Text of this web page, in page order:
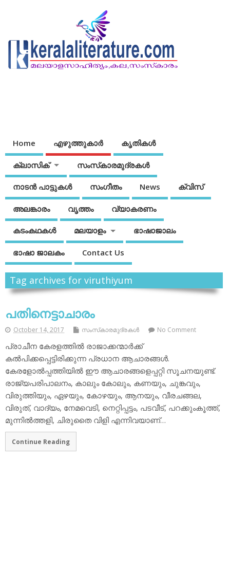
Home എഴുത്തുകാര്‍ കൃതികൾ
ക്ലാസിക് സംസ്‌കാരമുദ്രകള്‍
നാടന്‍ പാട്ടുകള്‍ സംഗീതം News ക്വിസ്
അലങ്കാരം വൃത്തം വ്യാകരണം
കടംകഥകള്‍ മലയാളം ഭാഷാജാലം
ഭാഷാ ജാലകം Contact Us
Tag archives for viruthiyum
പതിനെട്ടാചാരം
October 14, 2017 സംസ്‌കാരമുദ്രകള്‍ No Comment
പ്രാചീന കേരളത്തില്‍ രാജാക്കന്മാര്‍ക്ക്
കല്‍പിക്കപ്പെട്ടിരിക്കുന്ന പ്രധാന ആചാരങ്ങള്‍.
കേരളോല്‍പ്പത്തിയില്‍ ഈ ആചാരങ്ങളെപ്പറ്റി സൂചനയുണ്ട്.
രാജ്യപരിപാലനം, കാലും കോലും, കണയും, ചുങ്കവും,
വിരുത്തിയും, ഏഴയും, കോഴയും, ആനയും, വീരചങ്ങല,
വിരുത്, വാദ്യം, നേമവെടി, നെറ്റിപ്പട്ടം, പടവീട്, പറക്കുംകൂത്ത്,
മുന്നില്‍ത്തളി, ചിരുതൈ വിളി എന്നിവയാണ്…
Continue Reading